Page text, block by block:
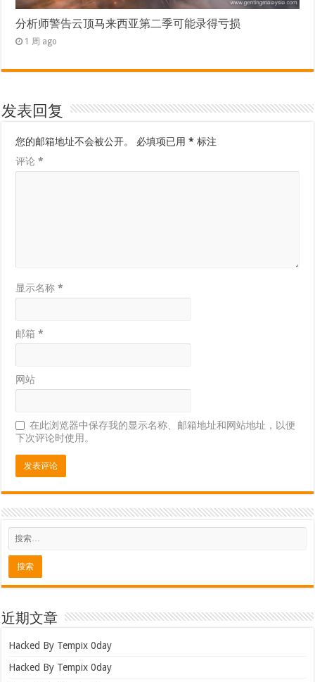
分析师警告云顶马来西亚第二季可能录得亏损
1 周 ago
发表回复
您的邮箱地址不会被公开。 必填项已用* 标注
评论*
显示名称*
邮箱*
网站
在此浏览器中保存我的显示名称、邮箱地址和网站地址，以便
下次评论时使用。
近期文章
Hacked By Tempix 0day
Hacked By Tempix 0day